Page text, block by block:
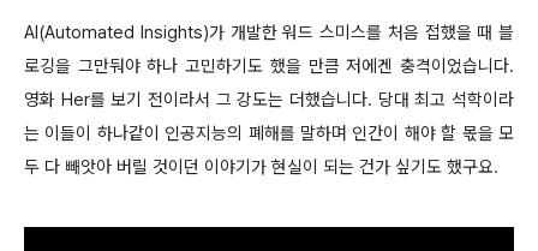
AI(Automated Insights)가 개발한 워드 스미스를 처음 접했을 때 블
로깅을 그만둬야 하나 고민하기도 했을 만큼 저에겐 충격이었습니다.
영화 Her를 보기 전이라서 그 강도는 더했습니다. 당대 최고 석학이라
는 이들이 하나같이 인공지능의 폐해를 말하며 인간이 해야 할 몫을 모
두 다 빼앗아 버릴 것이던 이야기가 현실이 되는 건가 싶기도 했구요.